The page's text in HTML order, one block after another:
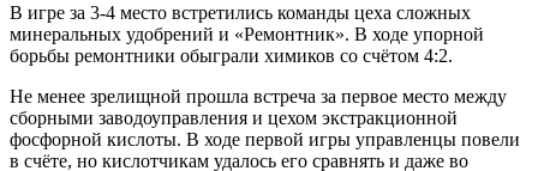
В игре за 3-4 место встретились команды цеха сложных
минеральных удобрений и «Ремонтник». В ходе упорной
борьбы ремонтники обыграли химиков со счётом 4:2.
Не менее зрелищной прошла встреча за первое место между
сборными заводоуправления и цехом экстракционной
фосфорной кислоты. В ходе первой игры управленцы повели
в счёте, но кислотчикам удалось его сравнять и даже во